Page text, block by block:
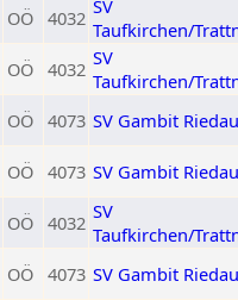
OÖ 4032 SV
Taufkirchen/
OÖ 4032 SV
Taufkirchen/
OÖ 4073 SV Gambit Riedau
OÖ 4073 SV Gambit Riedau
OÖ 4032 SV
Taufkirchen/
OÖ 4073 SV Gambit Riedau